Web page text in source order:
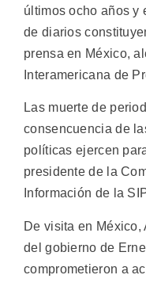
últimos ocho años y
de diarios
prensa en México,
Interamericana de
Las muerte de
consencuencia de
políticas ejercen
presidente de la
Información de la
De visita en
del gobierno de
comprometieron a